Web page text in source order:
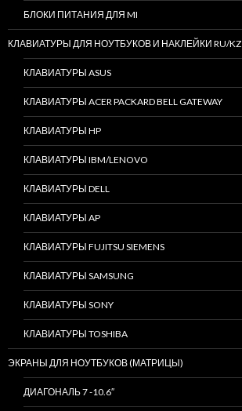
БЛОКИ ПИТАНИЯ ДЛЯ MI
КЛАВИАТУРЫ ДЛЯ НОУТБУКОВ И НАКЛЕЙКИ RU/KZ
КЛАВИАТУРЫ ASUS
КЛАВИАТУРЫ ACER PACKARD BELL GATEWAY
КЛАВИАТУРЫ HP
КЛАВИАТУРЫ IBM/LENOVO
КЛАВИАТУРЫ DELL
КЛАВИАТУРЫ AP
КЛАВИАТУРЫ FUJITSU SIEMENS
КЛАВИАТУРЫ SAMSUNG
КЛАВИАТУРЫ SONY
КЛАВИАТУРЫ TOSHIBA
ЭКРАНЫ ДЛЯ НОУТБУКОВ (МАТРИЦЫ)
ДИАГОНАЛЬ 7 -10.6″